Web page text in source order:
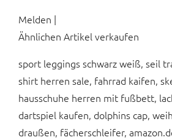
Melden |
Ähnlichen Artikel verkaufen
sport leggings schwarz weiß, seil
shirt herren sale, fahrrad kaifen,
hausschuhe herren mit fußbett,
dartspiel kaufen, dolphins cap,
draußen, fächerschleifer,